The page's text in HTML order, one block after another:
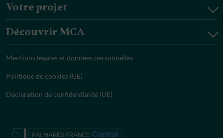
Votre projet
Découvrir MCA
Mentions légales et données personnelles
Politique de cookies (UE)
Déclaration de confidentialité (UE)